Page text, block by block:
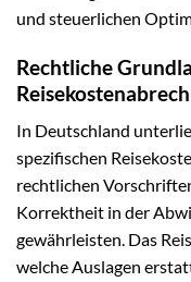
und steuerlichen
Rechtliche
In Deutschland
spezifischen
rechtlichen
Korrektheit in der
gewährleisten. Das
welche Auslagen